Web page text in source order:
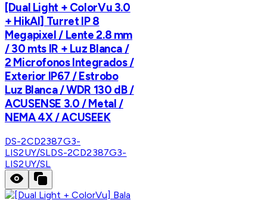
[Dual Light + ColorVu 3.0
+ HikAI] Turret IP 8
Megapixel / Lente 2.8 mm
/ 30 mts IR + Luz Blanca /
2 Microfonos Integrados /
Exterior IP67 / Estrobo
Luz Blanca / WDR 130 dB /
ACUSENSE 3.0 / Metal /
NEMA 4X / ACUSEEK
DS-2CD2387G3-
LIS2UY/SLDS-2CD2387G3-
LIS2UY/SL